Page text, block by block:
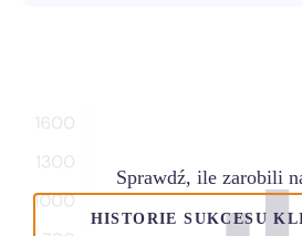
Sprawdź, ile zarobili
HISTORIE SUKCESU